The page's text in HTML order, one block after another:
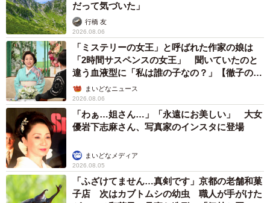
だって気づいた」
行橋 友
2026.08.06
「ミステリーの女王」と呼ばれた作家の娘は
「2時間サスペンスの女王」 聞いていたのと
違う血液型に「私は誰の子なの？」【徹子の部
屋】まいどなニュース
2026.08.06
「わぁ…姐さん…」「永遠にお美しい」 大女
優岩下志麻さん、写真家のインスタに登場
まいどなメディア
2026.08.05
「ふざけてません…真剣です」京都の老舗和菓
子店 次はカブトムシの幼虫 職人が手がけた